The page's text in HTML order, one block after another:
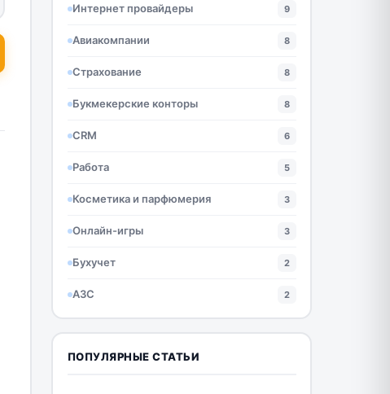
Интернет провайдеры 9
Авиакомпании 8
Страхование 8
Букмекерские конторы 8
CRM 6
Работа 5
Косметика и парфюмерия 3
Онлайн-игры 3
Бухучет 2
АЗС 2
ПОПУЛЯРНЫЕ СТАТЬИ